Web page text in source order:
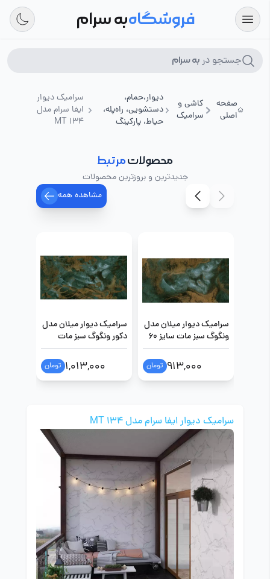
فروشگاهبه سرام
جستجو در به سرام
صفحه
اصلی
کاشی و
سرامیک
دیوار،حمام،
دستشویی، راه‌پله،
حیاط، پارکینگ
سرامیک دیوار
ایفا سرام مدل
MT 134
محصولاتمرتبط
جدیدترین و بروزترین محصولات
مشاهده همه
سرامیک دیوار میلان مدل
ونگوگ سبز مات سایز 60
در 120
913,000 تومان
سرامیک دیوار میلان مدل
دکور ونگوگ سبز مات
سایز 60 در 120
1,013,000 تومان
سرامیک دیوار ایفا سرام مدل MT 134